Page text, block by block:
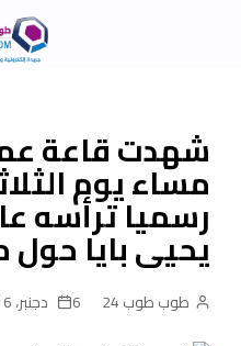
contentشهدت قاعة
مساء يوم
رسميا ترأسه
يحيى بايا
طوب طوب 24 6 دجنبر، 2016